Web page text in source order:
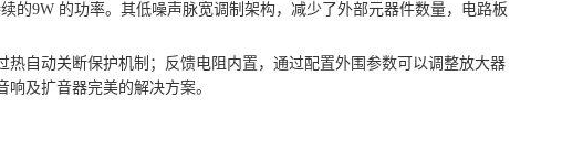
9W 的功率。其低噪声脉宽调制架构，减少了外部元器件数量，电路板
热自动关断保护机制；反馈电阻内置，通过配置外围参数可以调整放大器
及扩音器完美的解决方案。